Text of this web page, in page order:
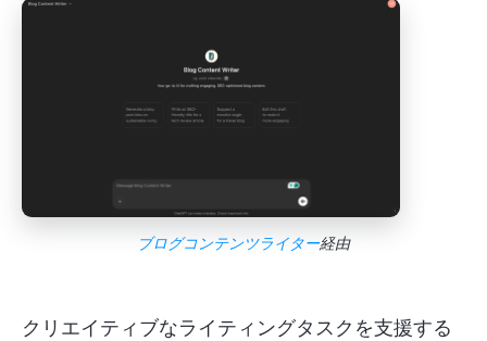
ブログコンテンツライター経由
クリエイティブなライティングタスクを支援する